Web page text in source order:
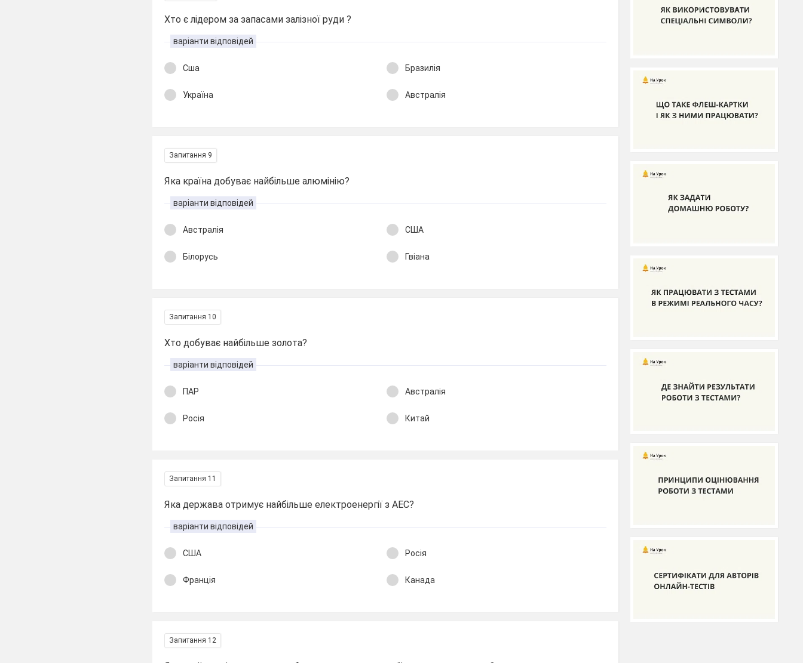
Хто є лідером за запасами залізної руди ?
варіанти відповідей
Сша Бразилія
Україна Австралія
Запитання 9
Яка країна добуває найбільше алюмінію?
варіанти відповідей
Австралія США
Білорусь Гвіана
Запитання 10
Хто добуває найбільше золота?
варіанти відповідей
ПАР Австралія
Росія Китай
Запитання 11
Яка держава отримує найбільше електроенергії з АЕС?
варіанти відповідей
США Росія
Франція Канада
Запитання 12